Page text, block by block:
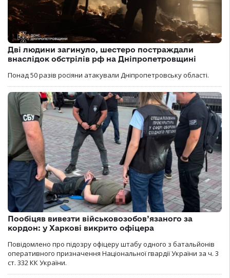
Дві людини загинуло, шестеро постраждали
внаслідок обстрілів рф на Дніпропетровщині
Понад 50 разів росіяни атакували Дніпропетровську області.
Пообіцяв вивезти військовозобов’язаного за
кордон: у Харкові викрито офіцера
Повідомлено про підозру офіцеру штабу одного з батальйонів
оперативного призначення Національної гвардії України за ч. 3
ст. 332 КК України.